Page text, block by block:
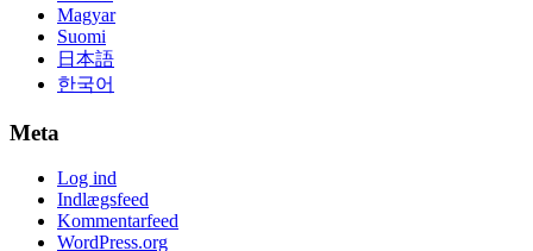
Magyar
Suomi
日本語
한국어
Meta
Log ind
Indlægsfeed
Kommentarfeed
WordPress.org